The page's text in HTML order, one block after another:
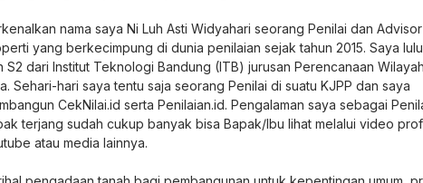
nama saya Ni Luh Asti Widyahari seorang Penilai dan Advisor
yang berkecimpung di dunia penilaian sejak tahun 2015. Saya
S2 dari Institut Teknologi Bandung (ITB) jurusan Perencanaan
Sehari-hari saya tentu saja seorang Penilai di suatu KJPP dan saya
CekNilai.id serta Penilaian.id. Pengalaman saya sebagai
terjang sudah cukup banyak bisa Bapak/Ibu lihat melalui video
atau media lainnya.